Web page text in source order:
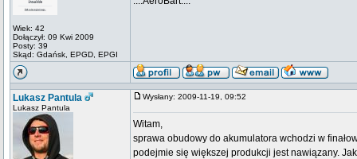
Wiek: 42
Dołączył: 09 Kwi 2009
Posty: 39
Skąd: Gdańsk, EPGD, EPGI
Lukasz Pantula
Lukasz Pantula
Wysłany: 2009-11-19, 09:52
Witam,
sprawa obudowy do akumulatora wchodzi w
podejmie się większej produkcji jest nawiązany.